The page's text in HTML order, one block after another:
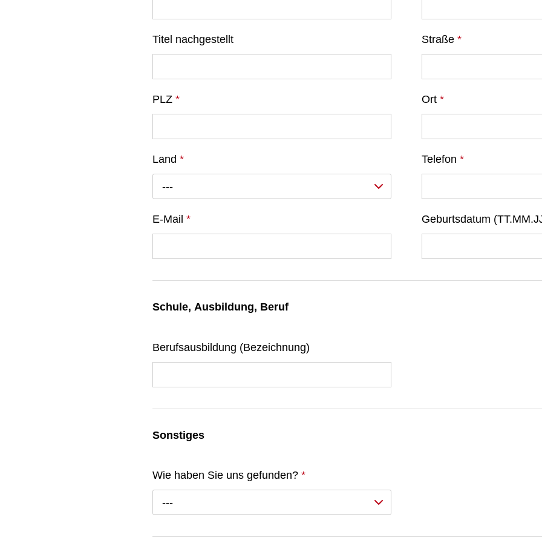
Titel nachgestellt Straße*
PLZ * Ort*
Land *
---
Telefon*
E-Mail * Geburtsdatum
Schule, Ausbildung, Beruf
Berufsausbildung (Bezeichnung)
Sonstiges
Wie haben Sie uns gefunden? *
---